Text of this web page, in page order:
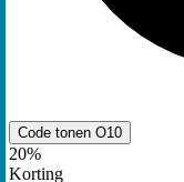
Code tonen O10
20%
Korting